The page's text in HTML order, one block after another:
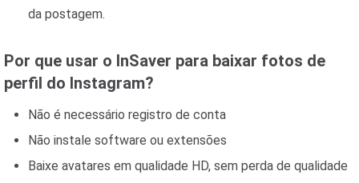
da postagem.
Por que usar o InSaver para baixar fotos de
perfil do Instagram?
Não é necessário registro de conta
Não instale software ou extensões
Baixe avatares em qualidade HD, sem perda de qualidade